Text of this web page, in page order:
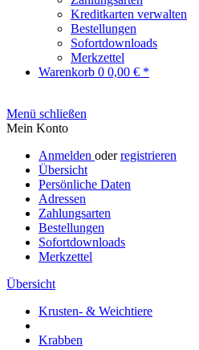
Kreditkarten verwalten
Bestellungen
Sofortdownloads
Merkzettel
Warenkorb 0 0,00 € *
Menü schließen
Mein Konto
Anmelden oderregistrieren
Übersicht
Persönliche Daten
Adressen
Zahlungsarten
Bestellungen
Sofortdownloads
Merkzettel
Übersicht
Krusten- & Weichtiere
Krabben